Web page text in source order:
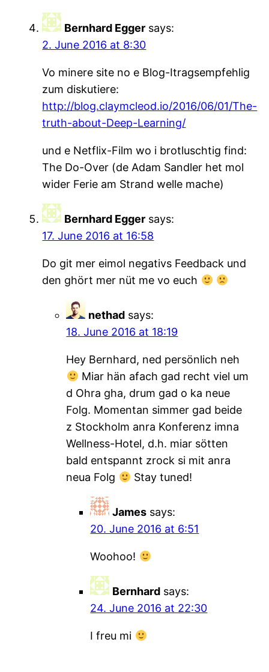
Bernhard Egger says:
2. June 2016 at 8:30
Vo minere site no e Blog-Itragsempfehlig
zum diskutiere:
http://blog.claymcleod.io/2016/06/01/The-
truth-about-Deep-Learning/
und e Netflix-Film wo i brotluschtig find:
The Do-Over (de Adam Sandler het mol
wider Ferie am Strand welle mache)
Bernhard Egger says:
17. June 2016 at 16:58
Do git mer eimol negativs Feedback und
den ghört mer nüt me vo euch
nethad says:
18. June 2016 at 18:19
Hey Bernhard, ned persönlich neh
Miar hän afach gad recht viel um
d Ohra gha, drum gad o ka neue
Folg. Momentan simmer gad beide
z Stockholm anra Konferenz imna
Wellness-Hotel, d.h. miar sötten
bald entspannt zrock si mit anra
neua Folg
Stay tuned!
James says:
20. June 2016 at 6:51
Woohoo!
Bernhard says:
24. June 2016 at 22:30
I freu mi